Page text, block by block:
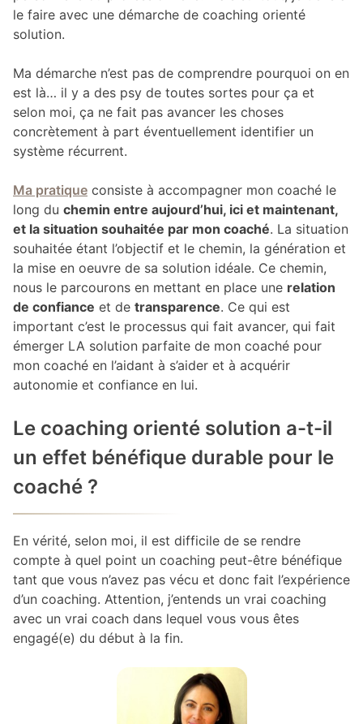
le faire avec une démarche de coaching orienté
solution.
Ma démarche n’est pas de comprendre pourquoi on en
est là… il y a des psy de toutes sortes pour ça et
selon moi, ça ne fait pas avancer les choses
concrètement à part éventuellement identifier un
système récurrent.
Ma pratique consiste à accompagner mon coaché le
long du chemin entre aujourd’hui, ici et maintenant,
et la situation souhaitée par mon coaché. La situation
souhaitée étant l’objectif et le chemin, la génération et
la mise en oeuvre de sa solution idéale. Ce chemin,
nous le parcourons en mettant en place une relation
de confiance et de transparence. Ce qui est
important c’est le processus qui fait avancer, qui fait
émerger LA solution parfaite de mon coaché pour
mon coaché en l’aidant à s’aider et à acquérir
autonomie et confiance en lui.
Le coaching orienté solution a-t-il
un effet bénéfique durable pour le
coaché ?
En vérité, selon moi, il est difficile de se rendre
compte à quel point un coaching peut-être bénéfique
tant que vous n’avez pas vécu et donc fait l’expérience
d’un coaching. Attention, j’entends un vrai coaching
avec un vrai coach dans lequel vous vous êtes
engagé(e) du début à la fin.